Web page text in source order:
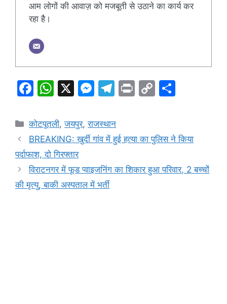
आम लोगों की आवाज़ को मजबूती से उठाने का कार्य कर
रहा है।
F
c
e
b
o
o
W
at
s
A
p
p
X
M
s
s
n
g
T
e
gr
m
Pr C
y
n
e
Categories
कोटपूतली,जयपुर,राजस्थान
BREAKING: खुर्दी गांव में हुई हत्या का पुलिस ने किया
पर्दाफाश, दो गिरफ्तार
विराटनगर में फूड प्वाइजनिंग का शिकार हुआ परिवार, 2 बच्चों
की मृत्यु, बाकी अस्पताल में भर्ती